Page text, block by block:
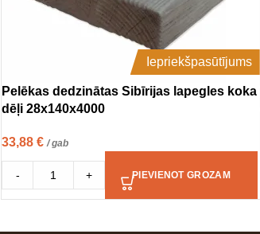
Iepriekšpasūtījums
Pelēkas dedzinātas Sibīrijas lapegles koka
dēļi 28x140x4000
33,88 € / gab
- + PIEVIENOT GROZAM